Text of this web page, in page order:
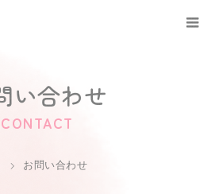
い合わせ
CONTACT
お問い合わせ